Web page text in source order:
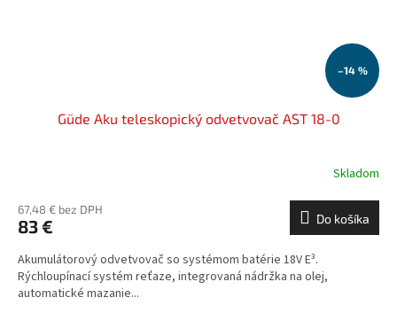
–14 %
Güde Aku teleskopický odvetvovač AST 18-0
Skladom
67,48 € bez DPH
83 € Do košíka
Akumulátorový odvetvovač so systémom batérie 18V E³.
Rýchloupínací systém reťaze, integrovaná nádržka na olej,
automatické mazanie...